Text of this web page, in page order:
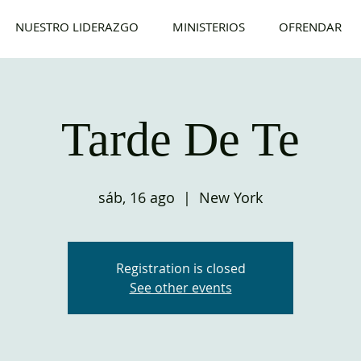
NUESTRO LIDERAZGO MINISTERIOS OFRENDAR
Tarde De Te
sáb, 16 ago
  |
New York
Registration is closed
See other events